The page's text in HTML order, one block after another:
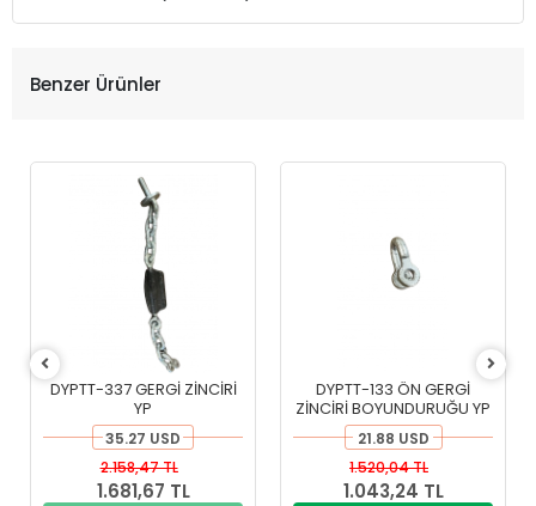
Benzer Ürünler
DYPTT-337 GERGİ ZİNCİRİ
YP
35.27 USD
1.681,67 TL
2.158,47 TL
DYPTT-133 ÖN GERGİ
ZİNCİRİ BOYUNDURUĞU YP
21.88 USD
1.043,24 TL
1.520,04 TL